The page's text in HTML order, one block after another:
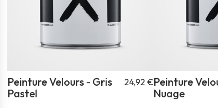
Peinture Velours - Gris
Pastel
24,92 €Peinture
Nuage